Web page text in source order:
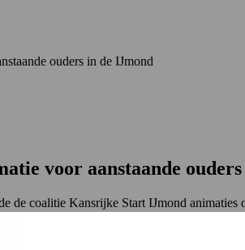
ouders in de IJmond
voor aanstaande
de coalitie Kansrijke Start IJmond